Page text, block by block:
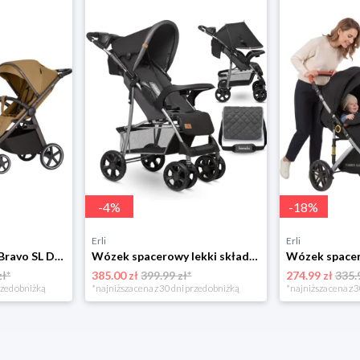
Wózek CARRELLO Bravo SL Deluxe Copper Beige 2026
obniżką
-4%
Erli
Wózek spacerowy lekki składany duże koła czarny Lionelo Emma Plus + TORBA
385.00 zł399.99 zł*
*najniższa cena z 30 dni przed obniżką
-18%
Erli
274.99 zł
*najniższa cena z